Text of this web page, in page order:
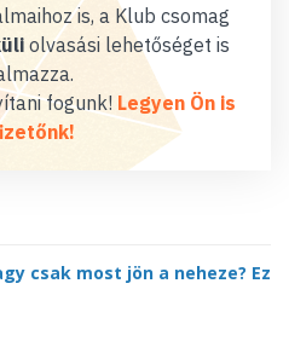
is, a Klub csomag
olvasási lehetőséget is
fogunk! Legyen Ön is
csak most jön a neheze? Ez